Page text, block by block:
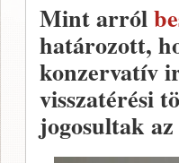
Mint arról
határozott,
konzervatív
visszatérési
jogosultak